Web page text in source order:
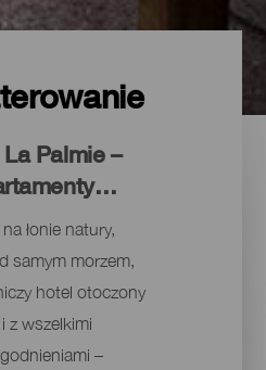
Palmie –
łonie natury,
samym morzem,
hotel otoczony
z wszelkimi
–